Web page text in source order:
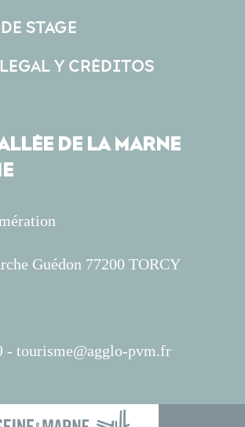
STAGE
Y CRÉDITOS
DE LA MARNE
Guédon 77200 TORCY
- tourisme@agglo-pvm.fr